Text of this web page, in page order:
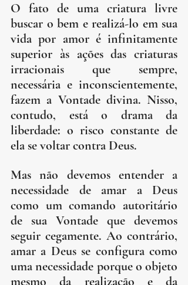
O fato de uma criatura livre
buscar o bem e realizá-lo em sua
vida por amor é infinitamente
superior às ações das criaturas
irracionais que sempre,
necessária e inconscientemente,
fazem a Vontade divina. Nisso,
contudo, está o drama da
liberdade: o risco constante de
ela se voltar contra Deus.
Mas não devemos entender a
necessidade de amar a Deus
como um comando autoritário
de sua Vontade que devemos
seguir cegamente. Ao contrário,
amar a Deus se configura como
uma necessidade porque o objeto
mesmo da realização e da